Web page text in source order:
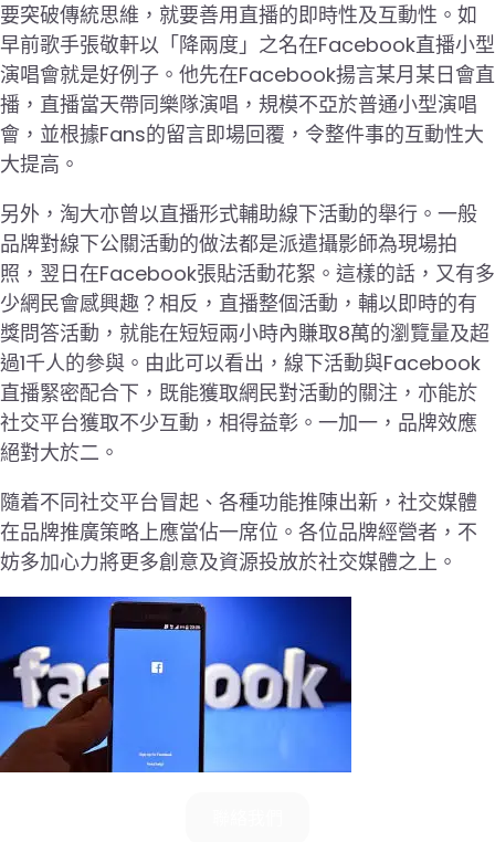
要突破傳統思維，就要善用直播的即時性及互動性。如
早前歌手張敬軒以「降兩度」之名在Facebook直播小型
演唱會就是好例子。他先在Facebook揚言某月某日會直
播，直播當天帶同樂隊演唱，規模不亞於普通小型演唱
會，並根據Fans的留言即場回覆，令整件事的互動性大
大提高。
另外，淘大亦曾以直播形式輔助線下活動的舉行。一般
品牌對線下公關活動的做法都是派遣攝影師為現場拍
照，翌日在Facebook張貼活動花絮。這樣的話，又有多
少網民會感興趣？相反，直播整個活動，輔以即時的有
獎問答活動，就能在短短兩小時內賺取8萬的瀏覽量及超
過1千人的參與。由此可以看出，線下活動與Facebook
直播緊密配合下，既能獲取網民對活動的關注，亦能於
社交平台獲取不少互動，相得益彰。一加一，品牌效應
絕對大於二。
隨着不同社交平台冒起、各種功能推陳出新，社交媒體
在品牌推廣策略上應當佔一席位。各位品牌經營者，不
妨多加心力將更多創意及資源投放於社交媒體之上。